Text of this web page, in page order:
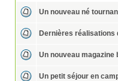
Un nouveau né
Dernières réalisations
Un nouveau magazine
Un petit séjour en